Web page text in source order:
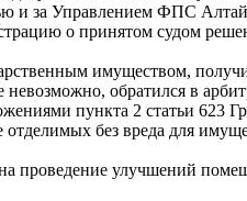
и за Управлением ФПС
о принятом судом
имуществом,
обратился в
пункта 2 статьи 623
без вреда для
проведение улучшений